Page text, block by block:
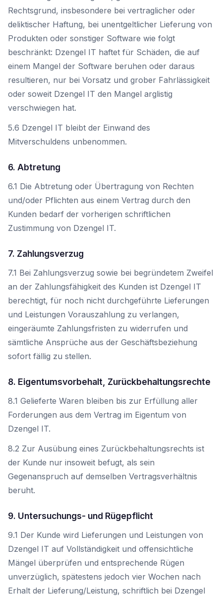
Rechtsgrund, insbesondere bei vertraglicher oder
deliktischer Haftung, bei unentgeltlicher Lieferung von
Produkten oder sonstiger Software wie folgt
beschränkt: Dzengel IT haftet für Schäden, die auf
einem Mangel der Software beruhen oder daraus
resultieren, nur bei Vorsatz und grober Fahrlässigkeit
oder soweit Dzengel IT den Mangel arglistig
verschwiegen hat.
5.6 Dzengel IT bleibt der Einwand des
Mitverschuldens unbenommen.
6. Abtretung
6.1 Die Abtretung oder Übertragung von Rechten
und/oder Pflichten aus einem Vertrag durch den
Kunden bedarf der vorherigen schriftlichen
Zustimmung von Dzengel IT.
7. Zahlungsverzug
7.1 Bei Zahlungsverzug sowie bei begründetem Zweifel
an der Zahlungsfähigkeit des Kunden ist Dzengel IT
berechtigt, für noch nicht durchgeführte Lieferungen
und Leistungen Vorauszahlung zu verlangen,
eingeräumte Zahlungsfristen zu widerrufen und
sämtliche Ansprüche aus der Geschäftsbeziehung
sofort fällig zu stellen.
8. Eigentumsvorbehalt, Zurückbehaltungsrechte
8.1 Gelieferte Waren bleiben bis zur Erfüllung aller
Forderungen aus dem Vertrag im Eigentum von
Dzengel IT.
8.2 Zur Ausübung eines Zurückbehaltungsrechts ist
der Kunde nur insoweit befugt, als sein
Gegenanspruch auf demselben Vertragsverhältnis
beruht.
9. Untersuchungs- und Rügepflicht
9.1 Der Kunde wird Lieferungen und Leistungen von
Dzengel IT auf Vollständigkeit und offensichtliche
Mängel überprüfen und entsprechende Rügen
unverzüglich, spätestens jedoch vier Wochen nach
Erhalt der Lieferung/Leistung, schriftlich bei Dzengel